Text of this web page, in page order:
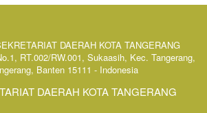
DAERAH KOTA TANGERANG
RT.002/RW.001, Sukaasih, Kec. Tangerang,
Banten 15111 - Indonesia
DAERAH KOTA TANGERANG